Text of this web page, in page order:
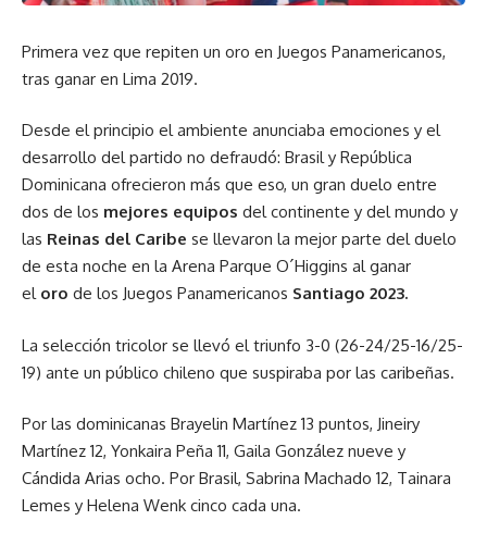
Primera vez que repiten un oro en Juegos Panamericanos,
tras ganar en Lima 2019.
Desde el principio el ambiente anunciaba emociones y el
desarrollo del partido no defraudó: Brasil y República
Dominicana ofrecieron más que eso, un gran duelo entre
dos de los mejores equipos del continente y del mundo y
las Reinas del Caribe se llevaron la mejor parte del duelo
de esta noche en la Arena Parque O´Higgins al ganar
el oro de los Juegos Panamericanos Santiago 2023.
La selección tricolor se llevó el triunfo 3-0 (26-24/25-16/25-
19) ante un público chileno que suspiraba por las caribeñas.
Por las dominicanas Brayelin Martínez 13 puntos, Jineiry
Martínez 12, Yonkaira Peña 11, Gaila González nueve y
Cándida Arias ocho. Por Brasil, Sabrina Machado 12, Tainara
Lemes y Helena Wenk cinco cada una.